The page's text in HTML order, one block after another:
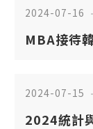
教師
轉知
2024-07-16
MBA接待
2024-07-15
2024統計